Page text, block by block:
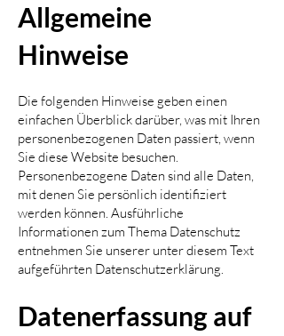
Allgemeine
Hinweise
Die folgenden Hinweise geben einen
einfachen Überblick darüber, was mit Ihren
personenbezogenen Daten passiert, wenn
Sie diese Website besuchen.
Personenbezogene Daten sind alle Daten,
mit denen Sie persönlich identifiziert
werden können. Ausführliche
Informationen zum Thema Datenschutz
entnehmen Sie unserer unter diesem Text
aufgeführten Datenschutzerklärung.
Datenerfassung auf